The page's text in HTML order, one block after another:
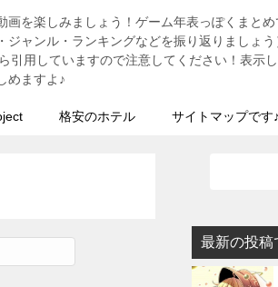
画を楽しみましょう！ゲーム年表っぽくまと
ジャンル・ランキングなどを振り返りましょ
引用していますので注意してください！表示
めますよ♪
格安のホテル サイトマップです♪
最新の投稿